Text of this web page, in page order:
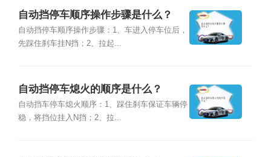
自动挡停车顺序操作步骤是什么？
自动挡停车顺序操作步骤：1、车进入停车位后，
先踩住刹车挂N挡；2、拉起...
自动挡停车熄火的顺序是什么？
自动挡车停车熄火顺序：1、踩住刹车保证车辆停
稳，将挡位挂入N挡；2、拉...